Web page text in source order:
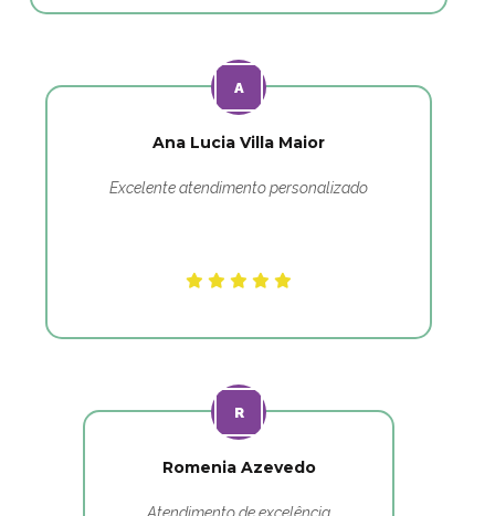
Ana Lucia Villa Maior
Excelente atendimento personalizado
Romenia Azevedo